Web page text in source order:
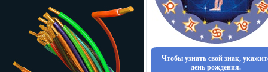
Чтобы узнать свой знак,
день рождения.